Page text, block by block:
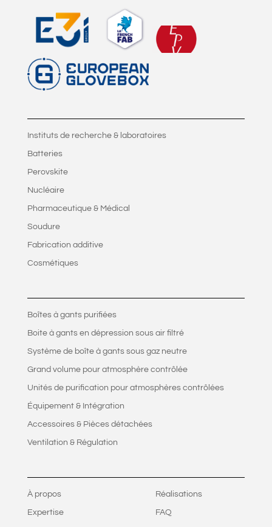
Instituts de recherche & laboratoires
Batteries
Perovskite
Nucléaire
Pharmaceutique & Médical
Soudure
Fabrication additive
Cosmétiques
Boîtes à gants purifiées
Boite à gants en dépression sous air filtré
Système de boîte à gants sous gaz neutre
Grand volume pour atmosphère contrôlée
Unités de purification pour atmosphères contrôlées
Équipement & Intégration
Accessoires & Pièces détachées
Ventilation & Régulation
À propos
Expertise
Réalisations
FAQ